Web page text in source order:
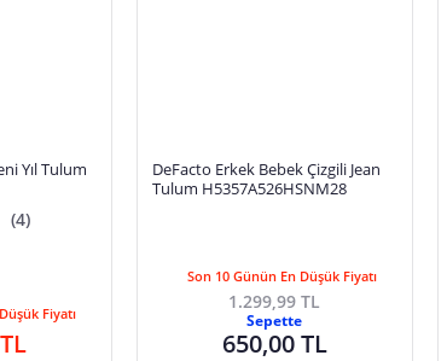
Yıl Tulum
(4)
Fiyatı
DeFacto Erkek Bebek Çizgili Jean
Tulum H5357A526HSNM28
Son 10 Günün En Düşük Fiyatı
1.299,99 TL
Sepette
650,00 TL